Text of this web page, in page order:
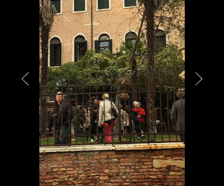
PARTNER
CHARITY
CHAMPAGNE
NEWS